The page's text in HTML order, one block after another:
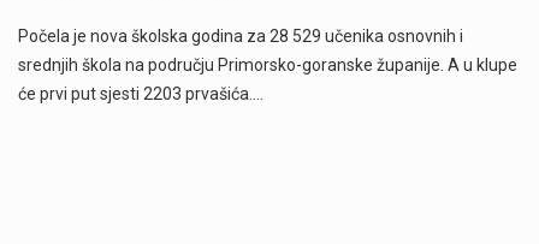
Počela je nova školska godina za 28 529 učenika osnovnih i
srednjih škola na području Primorsko-goranske županije. A u klupe
će prvi put sjesti 2203 prvašića.…